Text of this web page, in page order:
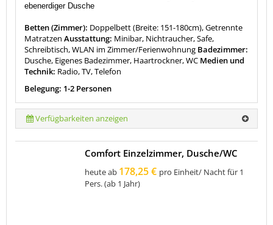
ebenerdiger Dusche
Betten (Zimmer): Doppelbett (Breite: 151-180cm), Getrennte
Matratzen Ausstattung: Minibar, Nichtraucher, Safe,
Schreibtisch, WLAN im Zimmer/Ferienwohnung Badezimmer:
Dusche, Eigenes Badezimmer, Haartrockner, WC Medien und
Technik: Radio, TV, Telefon
Belegung: 1-2 Personen
Verfügbarkeiten anzeigen
Comfort Einzelzimmer, Dusche/WC
heute ab 178,25 € pro Einheit/ Nacht für 1
Pers. (ab 1 Jahr)